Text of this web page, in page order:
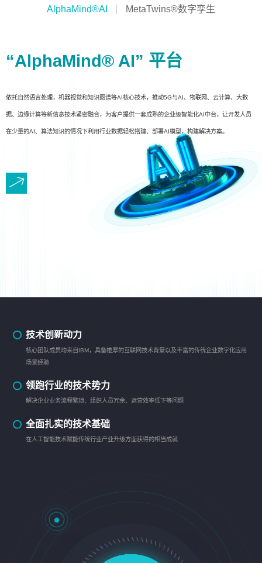
AlphaMind®AI MetaTwins®数字孪生
“AlphaMind® AI” 平台
依托自然语言处理，机器视觉和知识图谱等AI核心技术，推动5G与AI、物联网、云计算、大数
据、边缘计算等新信息技术紧密融合，为客户提供一套成熟的企业级智能化AI中台，让开发人员
在少量的AI、算法知识的情况下利用行业数据轻松搭建、部署AI模型，构建解决方案。
技术创新动力
核心团队成员均来自IBM，具备雄厚的互联网技术背景以及丰富的传统企业数字化应用
场景经验
领跑行业的技术势力
解决企业业务流程繁琐、组织人员冗余、运营效率低下等问题
全面扎实的技术基础
在人工智能技术赋能传统行业产业升级方面获得的相当成就